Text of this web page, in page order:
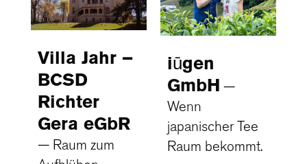
Villa Jahr –
BCSD
Richter
Gera eGbR
Raum zum
iūgen
GmbH
Wenn
japanischer Tee
Raum bekommt.